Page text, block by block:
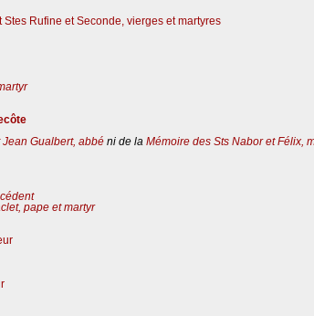
Stes Rufine et Seconde, vierges et martyres
Jean Gualbert, abbé ni de la Mémoire des Sts Nabor et Félix,
pape et martyr